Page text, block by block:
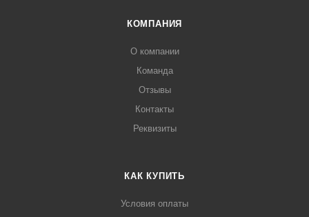
КОМПАНИЯ
О компании
Команда
Отзывы
Контакты
Реквизиты
КАК КУПИТЬ
Условия оплаты